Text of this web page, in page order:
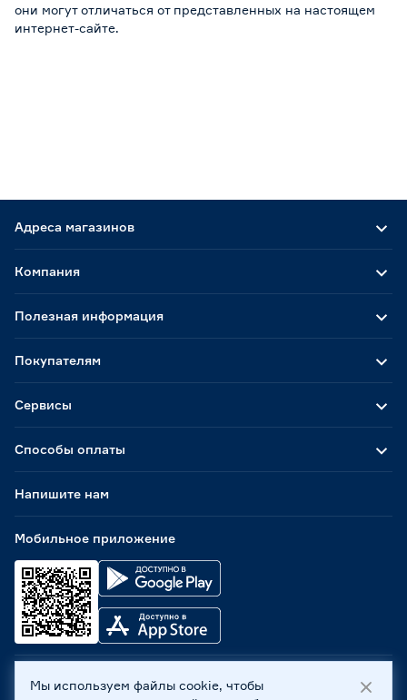
они могут отличаться от представленных на настоящем
интернет-сайте.
Адреса магазинов
Способы оплаты
Мобильное приложение
Компания
Полезная информация
Покупателям
Сервисы
Напишите нам
ООО «Бауцентр Рус» 2004 -2026, 236029, г. Калининград,
Мы используем файлы cookie, чтобы